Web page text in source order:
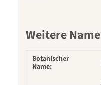
Weitere
Botanischer
Name: